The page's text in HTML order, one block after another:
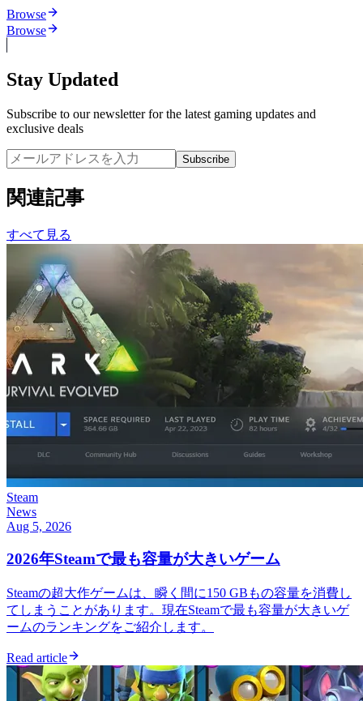
Browse
Browse
Stay Updated
Subscribe to our newsletter for the latest gaming updates and
exclusive deals
Subscribe
関連記事
すべて見る
Steam
News
Aug 5, 2026
2026年Steamで最も容量が大きいゲーム
Steamの超大作ゲームは、瞬く間に150 GBもの容量を消費し
てしまうことがあります。現在Steamで最も容量が大きいゲ
ームのランキングをご紹介します。
Read article